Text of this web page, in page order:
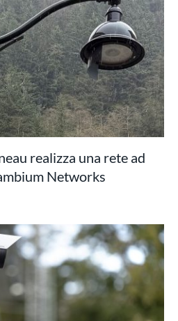
realizza una rete ad
Networks